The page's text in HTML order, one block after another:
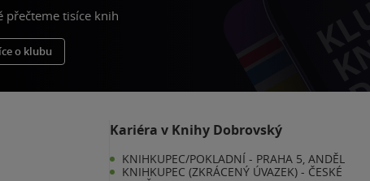
přečteme tisíce knih
o klubu
Kariéra v Knihy Dobrovský
KNIHKUPEC/POKLADNÍ - PRAHA 5, ANDĚL
KNIHKUPEC (ZKRÁCENÝ ÚVAZEK) - ČESKÉ